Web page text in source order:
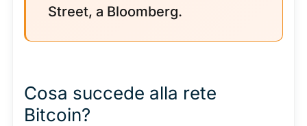
Street, a Bloomberg.
Cosa succede alla rete
Bitcoin?